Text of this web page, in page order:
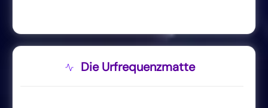
Die Urfrequenzmatte